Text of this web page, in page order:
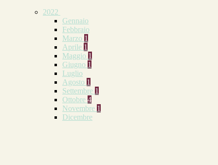
2022
Gennaio
Febbraio
Marzo 1
Aprile 1
Maggio 1
Giugno 1
Luglio
Agosto 1
Settembre 1
Ottobre 4
Novembre 1
Dicembre